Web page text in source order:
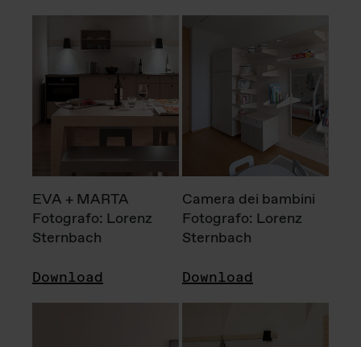
EVA + MARTA
Fotografo: Lorenz
Sternbach
Download
Camera dei bambini
Fotografo: Lorenz
Sternbach
Download